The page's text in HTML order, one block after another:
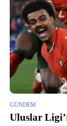
GÜNDEM
Uluslar